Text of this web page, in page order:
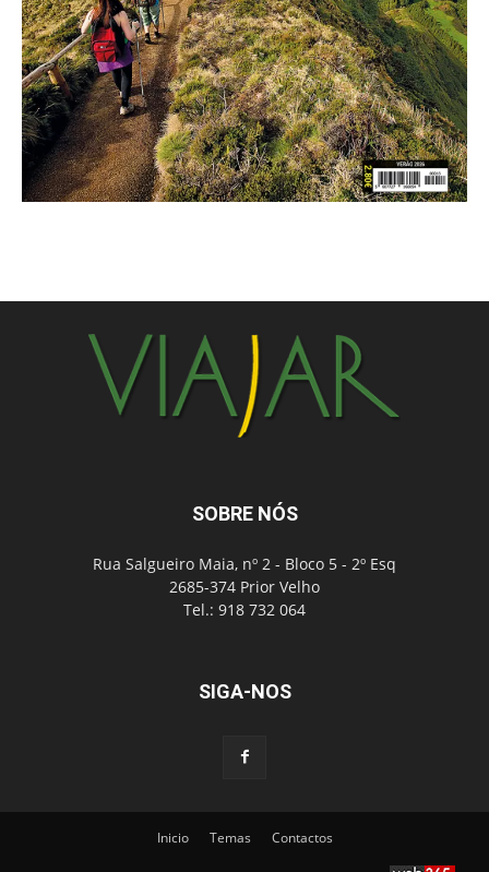
SOBRE NÓS
Rua Salgueiro Maia, nº 2 - Bloco 5 - 2º Esq
2685-374 Prior Velho
Tel.: 918 732 064
SIGA-NOS
Inicio Temas Contactos